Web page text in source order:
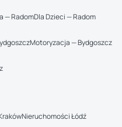
— RadomDla Dzieci — Radom
Motoryzacja — Bydgoszcz
Nieruchomości Łódź